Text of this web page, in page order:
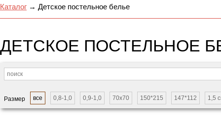
Контакты
Каталог → Детское постельное белье
ДЕТСКОЕ ПОСТЕЛЬНОЕ
Размер все 0,8-1,0 0,9-1,0 70х70 150*215 147*112 1,5